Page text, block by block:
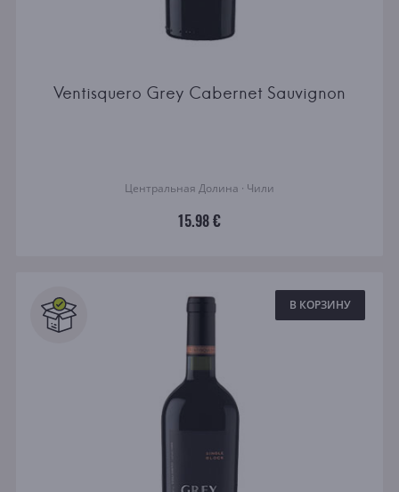
Ventisquero Grey Cabernet Sauvignon
Центральная Долина · Чили
15.98 €
В КОРЗИНУ